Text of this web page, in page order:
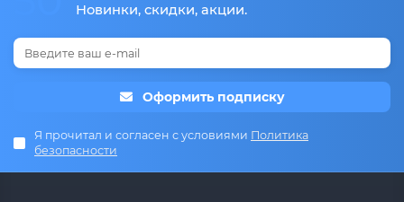
Новинки, скидки, акции.
Оформить подписку
Я прочитал и согласен с условиями Политика
безопасности